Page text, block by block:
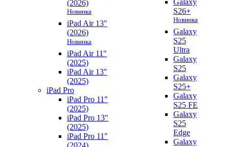
(2026)
Новинка
iPad Air 13"
(2026)
Новинка
iPad Air 11"
(2025)
iPad Air 13"
(2025)
iPad Pro
iPad Pro 11"
(2025)
iPad Pro 13"
(2025)
iPad Pro 11"
(2024)
S26+
Новинка
Galaxy
S25
Ultra
Galaxy
S25
Galaxy
S25+
Galaxy
S25 FE
Galaxy
S25
Edge
Galaxy